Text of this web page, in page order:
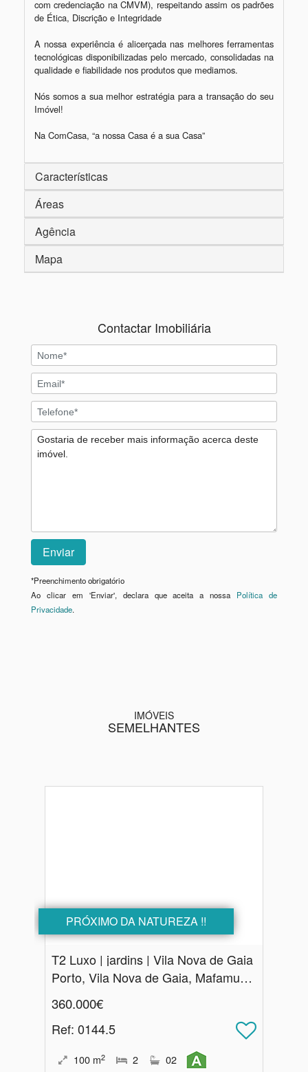
com credenciação na CMVM), respeitando assim os padrões
de Ética, Discrição e Integridade
A nossa experiência é alicerçada nas melhores ferramentas
tecnológicas disponibilizadas pelo mercado, consolidadas na
qualidade e fiabilidade nos produtos que mediamos.
Nós somos a sua melhor estratégia para a transação do seu
Imóvel!
Na ComCasa, “a nossa Casa é a sua Casa”
Características
Áreas
Agência
Mapa
Contactar Imobiliária
*Preenchimento obrigatório
Ao clicar em 'Enviar', declara que aceita a nossa Política de
Privacidade.
IMÓVEIS
SEMELHANTES
PRÓXIMO DA NATUREZA !!
T2 Luxo | jardins | Vila Nova de Gaia
Porto, Vila Nova de Gaia, Mafamude e Vilar do Paraíso
360.000€
Ref: 0144.5
100 m2 2 02